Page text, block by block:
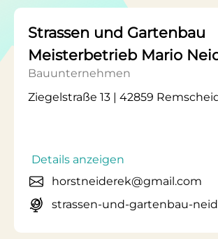
Strassen und Gartenbau
Meisterbetrieb Mario
Bauunternehmen
Ziegelstraße 13 | 42859
Details anzeigen
horstneiderek@gmail.com
strassen-und-gartenbau-